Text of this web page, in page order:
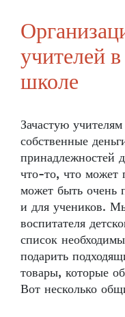
учителей
школе
Зачастую
собственные
принадлежностей
что-то, что может
может быть очень
и для учеников.
воспитателя
список
подарить
товары, которые
Вот несколько